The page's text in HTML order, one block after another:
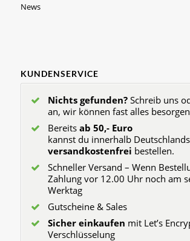
News
KUNDENSERVICE
Nichts gefunden?Schreib uns
an, wir können fast alles
Bereits ab 50,- Euro
kannst du innerhalb Deutschlands
versandkostenfrei bestellen.
Schneller Versand – Wenn
Zahlung vor 12.00 Uhr noch am
Werktag
Gutscheine & Sales
Sicher einkaufen mit Let’s
Verschlüsselung